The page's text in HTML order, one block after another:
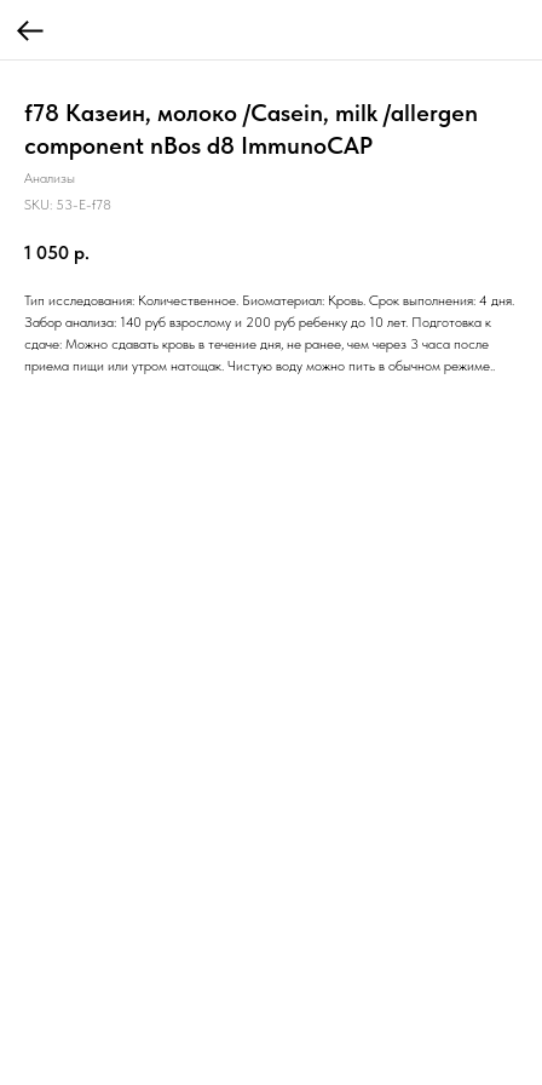
f78 Казеин, молоко /Casein, milk /allergen
component nBos d8 ImmunoCAP
Анализы
SKU: 53-E-f78
1 050 р.
Тип исследования: Количественное. Биоматериал: Кровь. Срок выполнения: 4 дня.
Забор анализа: 140 руб взрослому и 200 руб ребенку до 10 лет. Подготовка к
сдаче: Можно сдавать кровь в течение дня, не ранее, чем через 3 часа после
приема пищи или утром натощак. Чистую воду можно пить в обычном режиме..